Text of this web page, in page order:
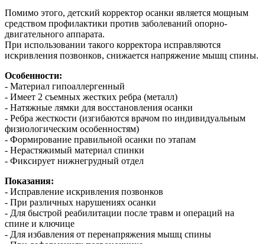
Помимо этого, детский корректор осанки является мощным
средством профилактики против заболеваний опорно-
двигательного аппарата.
При использовании такого корректора исправляются
искривления позвонков, снижается напряжение мышц спины.
Особенности:
- Материал гипоаллергенный
- Имеет 2 съемных жестких ребра (металл)
- Натяжные лямки для восстановления осанки
- Ребра жесткости (изгибаются врачом по индивидуальным
физиологическим особенностям)
- Формирование правильной осанки по этапам
- Нерастяжимый материал спинки
- Фиксирует нижнегрудный отдел
Показания:
- Исправление искривления позвонков
- При различных нарушениях осанки
- Для быстрой реабилитации после травм и операций на
спине и ключице
- Для избавления от перенапряжения мышц спины